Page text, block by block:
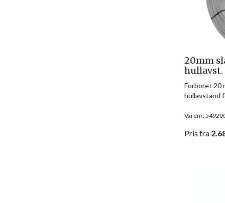
20mm
hullavst.
Varenr:
Forboret 20
hullavstand
Pris fra